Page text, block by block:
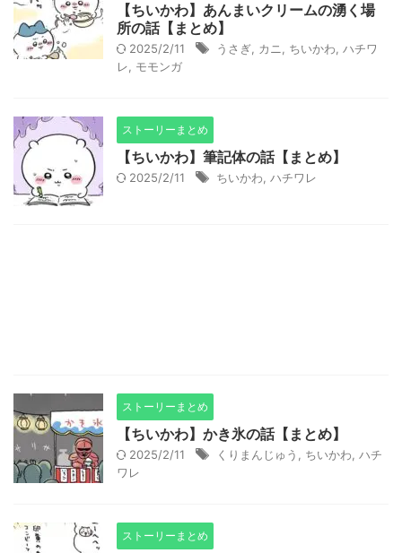
【ちいかわ】あんまいクリームの湧く場
所の話【まとめ】
2025/2/11 うさぎ カニ ちいかわ ハチワ
レ
モモンガ
ストーリーまとめ
【ちいかわ】筆記体の話【まとめ】
2025/2/11 ちいかわ ハチワレ
ストーリーまとめ
【ちいかわ】かき氷の話【まとめ】
2025/2/11 くりまんじゅう ちいかわ ハチ
ワレ
ストーリーまとめ